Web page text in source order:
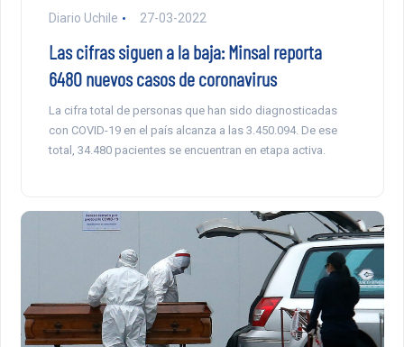
Diario Uchile 27-03-2022
Las cifras siguen a la baja: Minsal reporta
6480 nuevos casos de coronavirus
La cifra total de personas que han sido diagnosticadas
con COVID-19 en el país alcanza a las 3.450.094. De ese
total, 34.480 pacientes se encuentran en etapa activa.